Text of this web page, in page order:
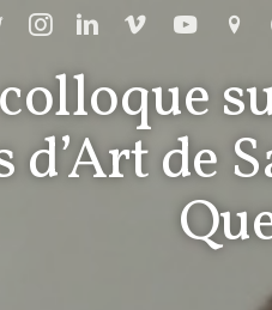
d’Art de